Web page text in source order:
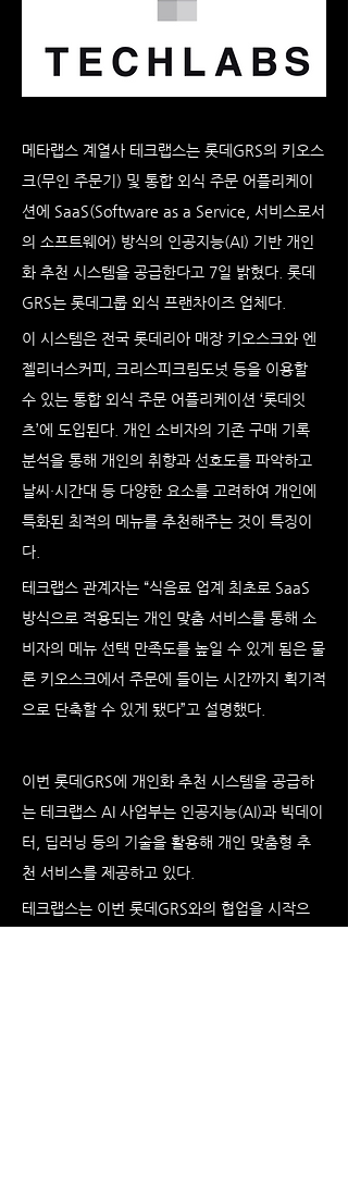
메타랩스 계열사 테크랩스는 롯데GRS의 키오스
크(무인 주문기) 및 통합 외식 주문 어플리케이
션에 SaaS(Software as a Service, 서비스로서
의 소프트웨어) 방식의 인공지능(AI) 기반 개인
화 추천 시스템을 공급한다고 7일 밝혔다. 롯데
GRS는 롯데그룹 외식 프랜차이즈 업체다.
이 시스템은 전국 롯데리아 매장 키오스크와 엔
젤리너스커피, 크리스피크림도넛 등을 이용할
수 있는 통합 외식 주문 어플리케이션 ‘롯데잇
츠’에 도입된다. 개인 소비자의 기존 구매 기록
분석을 통해 개인의 취향과 선호도를 파악하고
날씨·시간대 등 다양한 요소를 고려하여 개인에
특화된 최적의 메뉴를 추천해주는 것이 특징이
다.
테크랩스 관계자는 “식음료 업계 최초로 SaaS
방식으로 적용되는 개인 맞춤 서비스를 통해 소
비자의 메뉴 선택 만족도를 높일 수 있게 됨은 물
론 키오스크에서 주문에 들이는 시간까지 획기적
으로 단축할 수 있게 됐다”고 설명했다.
이번 롯데GRS에 개인화 추천 시스템을 공급하
는 테크랩스 AI 사업부는 인공지능(AI)과 빅데이
터, 딥러닝 등의 기술을 활용해 개인 맞춤형 추
천 서비스를 제공하고 있다.
테크랩스는 이번 롯데GRS와의 협업을 시작으